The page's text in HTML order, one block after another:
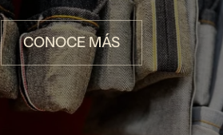
CONOCE MÁS